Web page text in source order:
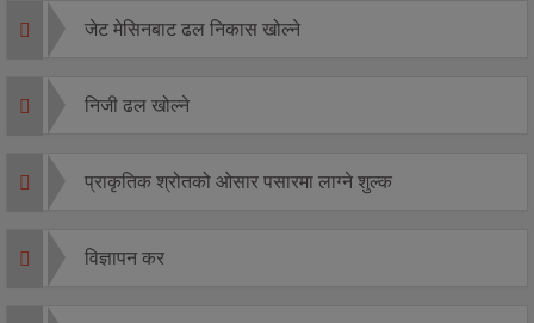
जेट मेसिनबाट ढल निकास खोल्ने
निजी ढल खोल्ने
प्राकृतिक श्रोतको ओसार पसारमा लाग्ने शुल्क
विज्ञापन कर